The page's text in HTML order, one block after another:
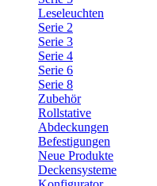
Leseleuchten
Serie 2
Serie 3
Serie 4
Serie 6
Serie 8
Zubehör
Rollstative
Abdeckungen
Befestigungen
Neue Produkte
Deckensysteme